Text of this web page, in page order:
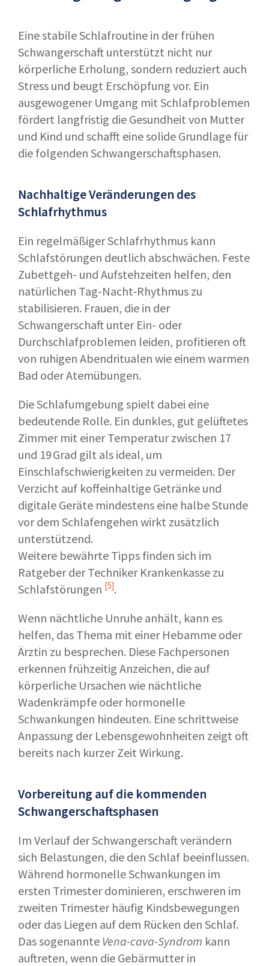
Eine stabile Schlafroutine in der frühen
Schwangerschaft unterstützt nicht nur
körperliche Erholung, sondern reduziert auch
Stress und beugt Erschöpfung vor. Ein
ausgewogener Umgang mit Schlafproblemen
fördert langfristig die Gesundheit von Mutter
und Kind und schafft eine solide Grundlage für
die folgenden Schwangerschaftsphasen.
Nachhaltige Veränderungen des
Schlafrhythmus
Ein regelmäßiger Schlafrhythmus kann
Schlafstörungen deutlich abschwächen. Feste
Zubettgeh- und Aufstehzeiten helfen, den
natürlichen Tag-Nacht-Rhythmus zu
stabilisieren. Frauen, die in der
Schwangerschaft unter Ein- oder
Durchschlafproblemen leiden, profitieren oft
von ruhigen Abendritualen wie einem warmen
Bad oder Atemübungen.
Die Schlafumgebung spielt dabei eine
bedeutende Rolle. Ein dunkles, gut gelüftetes
Zimmer mit einer Temperatur zwischen 17
und 19 Grad gilt als ideal, um
Einschlafschwierigkeiten zu vermeiden. Der
Verzicht auf koffeinhaltige Getränke und
digitale Geräte mindestens eine halbe Stunde
vor dem Schlafengehen wirkt zusätzlich
unterstützend.
Weitere bewährte Tipps finden sich im
Ratgeber derTechniker Krankenkasse zu
Schlafstörungen [5].
Wenn nächtliche Unruhe anhält, kann es
helfen, das Thema mit einer Hebamme oder
Ärztin zu besprechen. Diese Fachpersonen
erkennen frühzeitig Anzeichen, die auf
körperliche Ursachen wie nächtliche
Wadenkrämpfe oder hormonelle
Schwankungen hindeuten. Eine schrittweise
Anpassung der Lebensgewohnheiten zeigt oft
bereits nach kurzer Zeit Wirkung.
Vorbereitung auf die kommenden
Schwangerschaftsphasen
Im Verlauf der Schwangerschaft verändern
sich Belastungen, die den Schlaf beeinflussen.
Während hormonelle Schwankungen im
ersten Trimester dominieren, erschweren im
zweiten Trimester häufig Kindsbewegungen
oder das Liegen auf dem Rücken den Schlaf.
Das sogenannte Vena-cava-Syndrom kann
auftreten, wenn die Gebärmutter in